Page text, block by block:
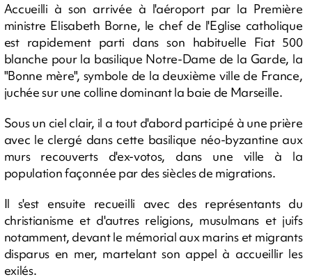
Accueilli à son arrivée à l'aéroport par la Première
ministre Elisabeth Borne, le chef de l'Eglise catholique
est rapidement parti dans son habituelle Fiat 500
blanche pour la basilique Notre-Dame de la Garde, la
"Bonne mère", symbole de la deuxième ville de France,
juchée sur une colline dominant la baie de Marseille.
Sous un ciel clair, il a tout d'abord participé à une prière
avec le clergé dans cette basilique néo-byzantine aux
murs recouverts d'ex-votos, dans une ville à la
population façonnée par des siècles de migrations.
Il s'est ensuite recueilli avec des représentants du
christianisme et d'autres religions, musulmans et juifs
notamment, devant le mémorial aux marins et migrants
disparus en mer, martelant son appel à accueillir les
exilés.